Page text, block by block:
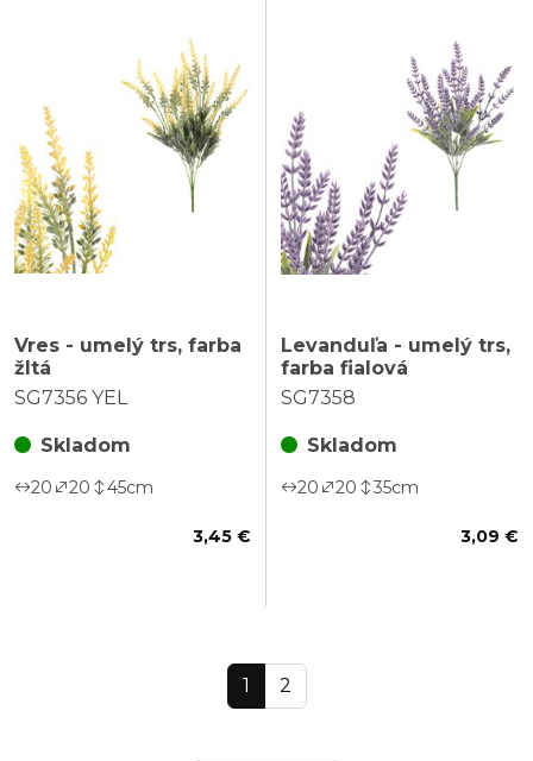
Vres - umelý trs, farba
žltá
SG7356 YEL
Skladom
20 20 45cm
3,45 €
Levanduľa - umelý trs,
farba fialová
SG7358
Skladom
20 20 35cm
3,09 €
1 2